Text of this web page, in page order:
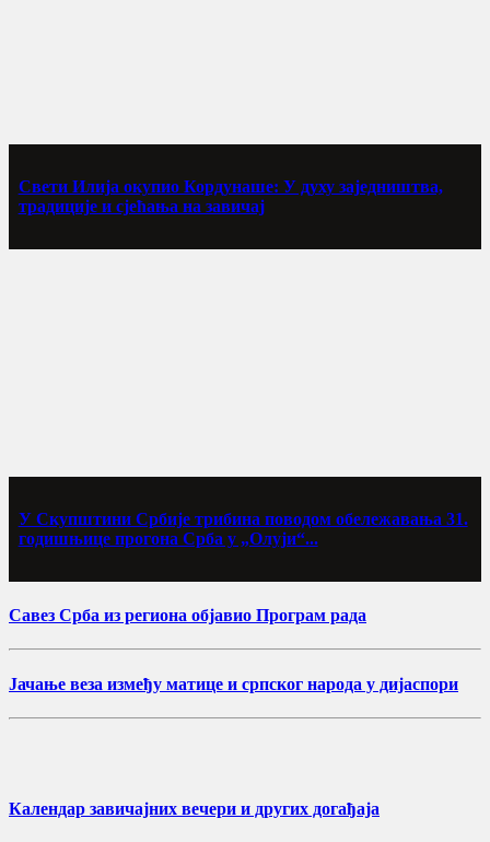
Свети Илија окупио Кордунаше: У духу заједништва,
традиције и сјећања на завичај
У Скупштини Србије трибина поводом обележавања 31.
годишњице прогона Срба у „Олуји“...
Савез Срба из региона објавио Програм рада
Јачање веза између матице и српског народа у дијаспори
Календар завичајних вечери и других догађаја